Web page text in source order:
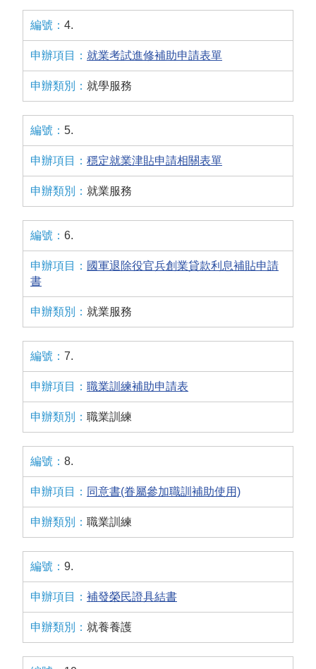
4.
就業考試進修補助申請表單
就學服務
5.
穩定就業津貼申請相關表單
就業服務
6.
國軍退除役官兵創業貸款利息補貼申請
書
就業服務
7.
職業訓練補助申請表
職業訓練
8.
同意書(眷屬參加職訓補助使用)
職業訓練
9.
補發榮民證具結書
就養養護